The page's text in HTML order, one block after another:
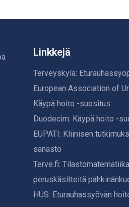
Linkkejä
Terveyskylä:
European Association of
Käypä hoito -suositus
Duodecim: Käypä hoito -
EUPATI: Kliinisen
sanasto
Terve.fi:
peruskäsitteitä
HUS: Eturauhassyövän